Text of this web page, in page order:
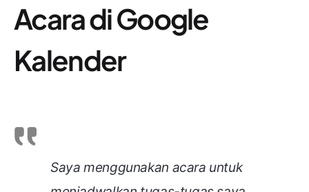
Acara di Google
Kalender
Saya menggunakan acara untuk